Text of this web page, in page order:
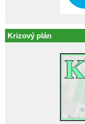
Krizový plán